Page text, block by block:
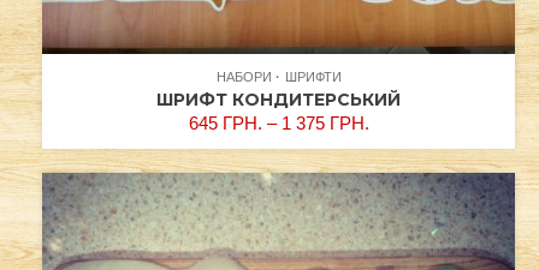
НАБОРИ ШРИФТИ
ШРИФТ КОНДИТЕРСЬКИЙ
645 ГРН. – 1 375 ГРН.